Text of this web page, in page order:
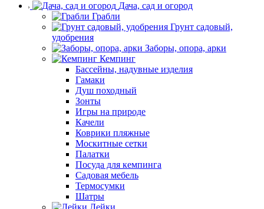
Дача, сад и огород
Грабли
Грунт садовый,
удобрения
Заборы, опора, арки
Кемпинг
Бассейны, надувные изделия
Гамаки
Душ походный
Зонты
Игры на природе
Качели
Коврики пляжные
Москитные сетки
Палатки
Посуда для кемпинга
Садовая мебель
Термосумки
Шатры
Лейки